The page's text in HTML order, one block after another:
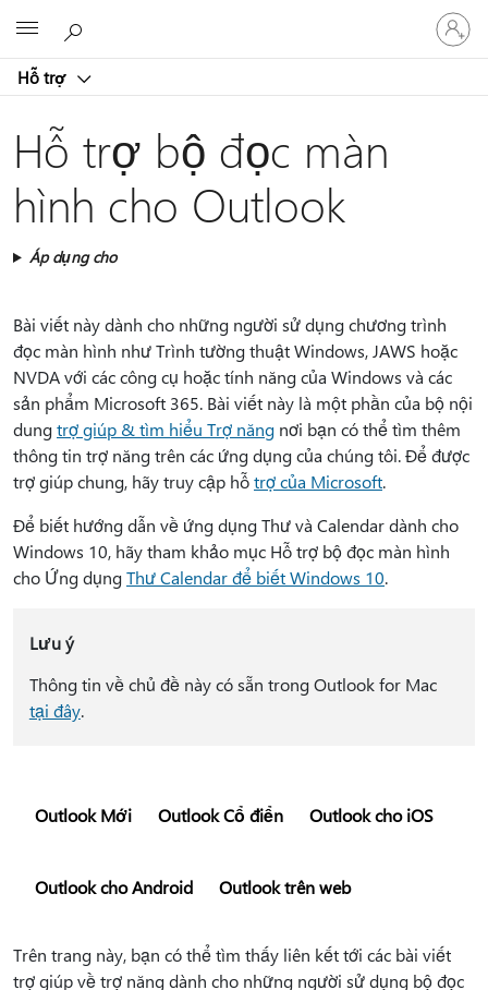
Hỗ trợ
Đăng
nhập
tài
Hỗ trợ bộ đọc màn
hình cho Outlook
Áp dụng cho
Bài viết này dành cho những người sử dụng chương trình
đọc màn hình như Trình tường thuật Windows, JAWS hoặc
NVDA với các công cụ hoặc tính năng của Windows và các
sản phẩm Microsoft 365. Bài viết này là một phần của bộ nội
dungtrợ giúp & tìm hiểu Trợ năng nơi bạn có thể tìm thêm
thông tin trợ năng trên các ứng dụng của chúng tôi. Để được
trợ giúp chung, hãy truy cập hỗtrợ của Microsoft.
Để biết hướng dẫn về ứng dụng Thư và Calendar dành cho
Windows 10, hãy tham khảo mục Hỗ trợ bộ đọc màn hình
cho Ứng dụngThư Calendar để biết Windows 10.
Lưu ý
Thông tin về chủ đề này có sẵn trong Outlook for Mac
tại đây.
Outlook Mới Outlook Cổ điển Outlook cho iOS
Outlook cho Android Outlook trên web
Trên trang này, bạn có thể tìm thấy liên kết tới các bài viết
trợ giúp về trợ năng dành cho những người sử dụng bộ đọc